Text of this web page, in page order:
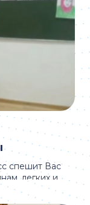
спешит Вас
легких и
...